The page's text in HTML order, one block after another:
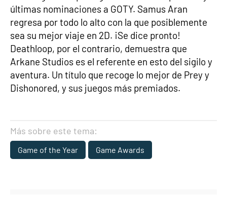
últimas nominaciones a GOTY. Samus Aran
regresa por todo lo alto con la que posiblemente
sea su mejor viaje en 2D. ¡Se dice pronto!
Deathloop, por el contrario, demuestra que
Arkane Studios es el referente en esto del sigilo y
aventura. Un título que recoge lo mejor de Prey y
Dishonored, y sus juegos más premiados.
Más sobre este tema:
Game of the Year Game Awards